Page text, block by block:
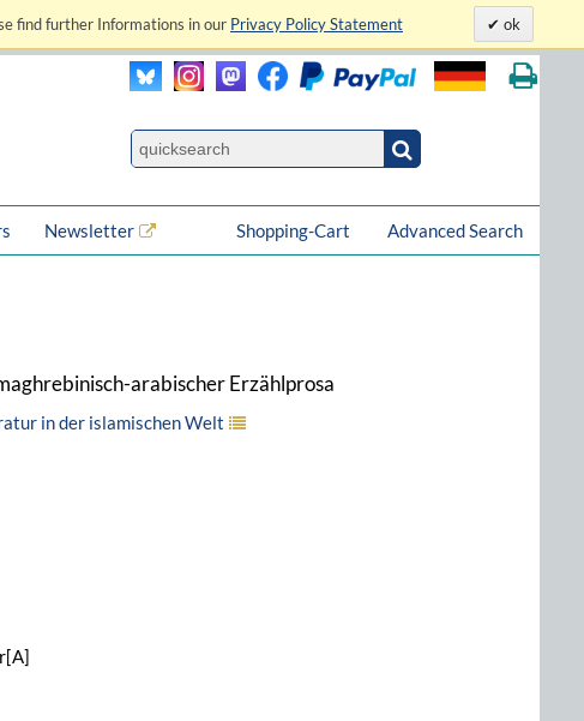
find further Informations in our Privacy Policy Statement ok
Newsletter Advanced Search
Shopping-Cart
arabischer Erzählprosa
in der islamischen Welt